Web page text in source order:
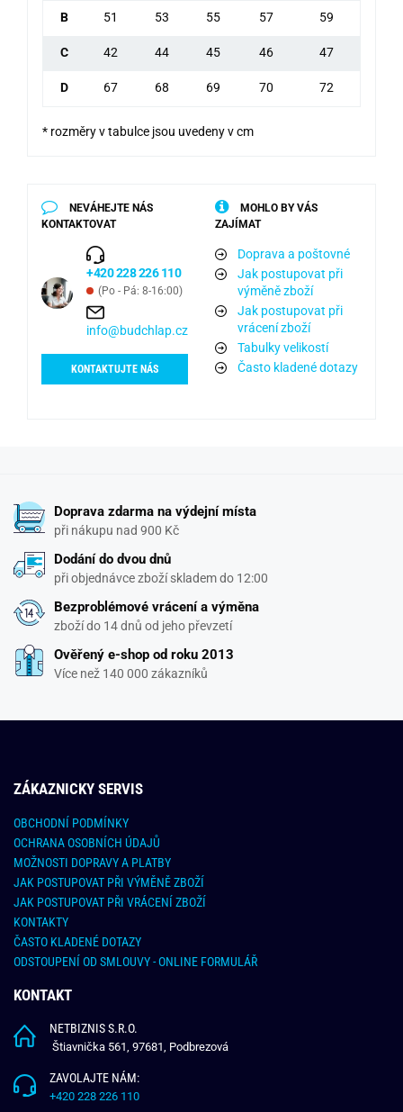
B 51 53 55 57 59
C 42 44 45 46 47
D 67 68 69 70 72
* rozměry v tabulce jsou uvedeny v cm
NEVÁHEJTE NÁS
KONTAKTOVAT
+420 228 226 110
(Po - Pá: 8-16:00)
info@budchlap.cz
KONTAKTUJTE NÁS
MOHLO BY VÁS
ZAJÍMAT
Doprava a poštovné
Jak postupovat při
výměně zboží
Jak postupovat při
vrácení zboží
Tabulky velikostí
Často kladené dotazy
Doprava zdarma na výdejní místa
při nákupu nad 900 Kč
Dodání do dvou dnů
při objednávce zboží skladem do 12:00
Bezproblémové vrácení a výměna
zboží do 14 dnů od jeho převzetí
Ověřený e-shop od roku 2013
Více než 140 000 zákazníků
ZÁKAZNICKY SERVIS
OBCHODNÍ PODMÍNKY
OCHRANA OSOBNÍCH ÚDAJŮ
MOŽNOSTI DOPRAVY A PLATBY
JAK POSTUPOVAT PŘI VÝMĚNĚ ZBOŽÍ
JAK POSTUPOVAT PŘI VRÁCENÍ ZBOŽÍ
KONTAKTY
ČASTO KLADENÉ DOTAZY
ODSTOUPENÍ OD SMLOUVY - ONLINE FORMULÁŘ
KONTAKT
NETBIZNIS S.R.O.
Štiavnička 561, 97681, Podbrezová
ZAVOLAJTE NÁM:
+420 228 226 110